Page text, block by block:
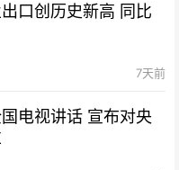
口创历史新高 同比
7天前
电视讲话 宣布对央